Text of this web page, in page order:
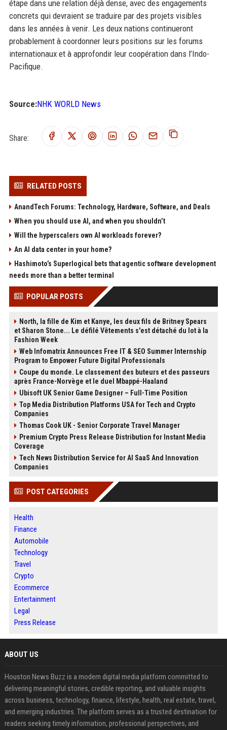
étape dans une relation déjà dense, avec des engagements
concrets qui devraient se traduire par des projets visibles
dans les années à venir. Les deux nations continueront
probablement à coordonner leurs positions sur les forums
internationaux et à approfondir leur coopération dans l’Indo-
Pacifique.
Source:NHK WORLD News
Share:
RELATED POSTS
AnandTech Forums: Technology, Hardware, Software, and Deals
When you should use AI, and when you shouldn’t
Will the hyperscalers own AI workloads forever?
An AI data center in your home?
Hashimoto’s Superlogical bets that agentic software development
needs more than a better terminal
POPULAR POSTS
North, la fille de Kim et Kanye, les deux fils de Britney Spears
et Sharon Stone... Le défilé Vêtements s'est détaché du lot à la
Fashion Week
Web Infomatrix Announces Free IT & SEO Summer Internship
Program to Empower Future Digital Professionals
Coupe du monde. Le classement des buteurs et des passeurs
après France-Norvège et le duel Mbappé-Haaland
Ubisoft UK Senior Game Designer – Full-Time Position
Top Media Distribution Platforms USA for Tech and Crypto
Companies
Thomas Cook UK - Senior Corporate Travel Manager
Premium Crypto Press Release Distribution for Instant Media
Coverage
Tech News Distribution Service for AI SaaS And Innovation
Companies
POST CATEGORIES
Health
Finance
Automobile
Technology
Travel
Crypto
Ecommerce
Entertainment
Legal
Press Release
ABOUT US
Houston News Buzz is a modern digital media platform committed to
delivering meaningful stories, credible reporting, and valuable insights
across business, technology, finance, lifestyle, health, real estate, travel,
and emerging industries. The platform serves as a trusted destination for
readers seeking timely information, professional perspectives, and